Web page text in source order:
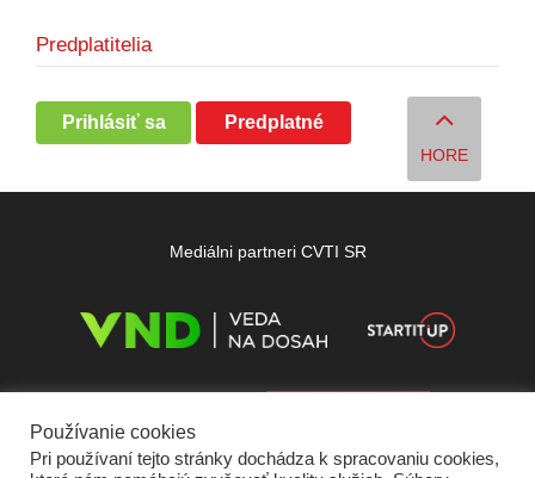
Predplatitelia
Prihlásiť sa Predplatné
HORE
Mediálni partneri CVTI SR
Používanie cookies
Pri používaní tejto stránky dochádza k spracovaniu cookies,